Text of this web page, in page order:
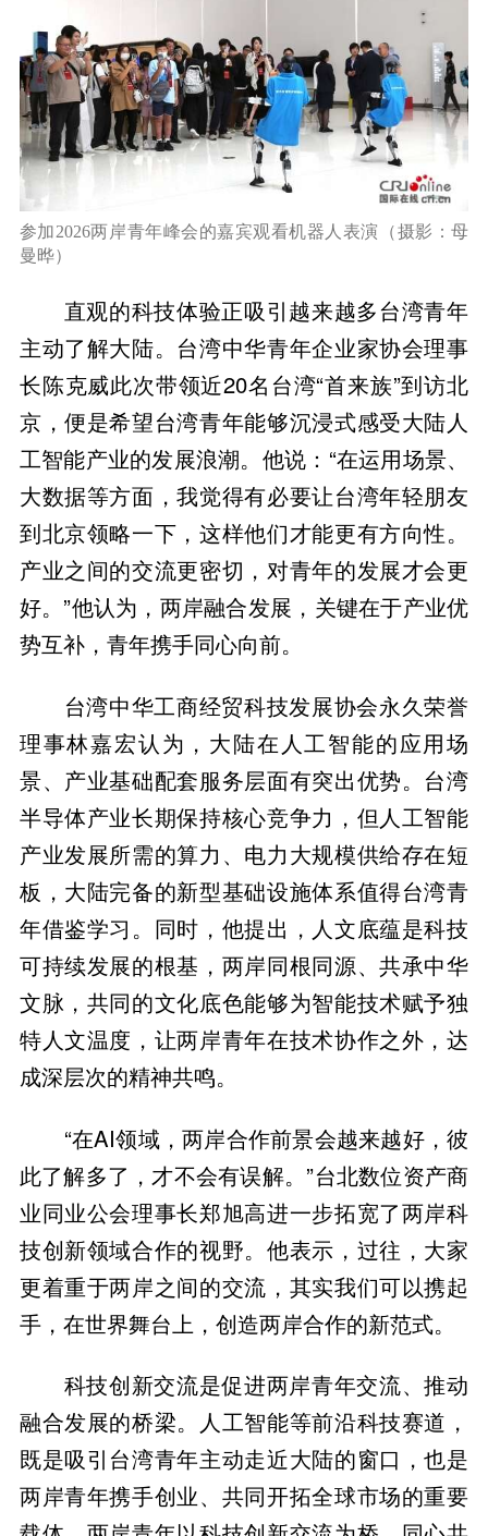
参加2026两岸青年峰会的嘉宾观看机器人表演（摄影：母
曼晔）
直观的科技体验正吸引越来越多台湾青年
主动了解大陆。台湾中华青年企业家协会理事
长陈克威此次带领近20名台湾“首来族”到访北
京，便是希望台湾青年能够沉浸式感受大陆人
工智能产业的发展浪潮。他说：“在运用场景、
大数据等方面，我觉得有必要让台湾年轻朋友
到北京领略一下，这样他们才能更有方向性。
产业之间的交流更密切，对青年的发展才会更
好。”他认为，两岸融合发展，关键在于产业优
势互补，青年携手同心向前。
台湾中华工商经贸科技发展协会永久荣誉
理事林嘉宏认为，大陆在人工智能的应用场
景、产业基础配套服务层面有突出优势。台湾
半导体产业长期保持核心竞争力，但人工智能
产业发展所需的算力、电力大规模供给存在短
板，大陆完备的新型基础设施体系值得台湾青
年借鉴学习。同时，他提出，人文底蕴是科技
可持续发展的根基，两岸同根同源、共承中华
文脉，共同的文化底色能够为智能技术赋予独
特人文温度，让两岸青年在技术协作之外，达
成深层次的精神共鸣。
“在AI领域，两岸合作前景会越来越好，彼
此了解多了，才不会有误解。”台北数位资产商
业同业公会理事长郑旭高进一步拓宽了两岸科
技创新领域合作的视野。他表示，过往，大家
更着重于两岸之间的交流，其实我们可以携起
手，在世界舞台上，创造两岸合作的新范式。
科技创新交流是促进两岸青年交流、推动
融合发展的桥梁。人工智能等前沿科技赛道，
既是吸引台湾青年主动走近大陆的窗口，也是
两岸青年携手创业、共同开拓全球市场的重要